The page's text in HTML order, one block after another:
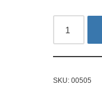
SKU: 00505